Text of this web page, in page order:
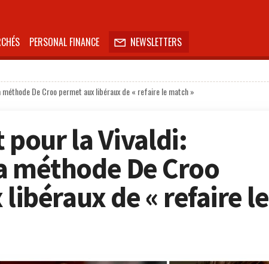
PERSONAL FINANCE  NEWSLETTERS
De Croo permet aux libéraux de « refaire le match »
pour la Vivaldi:
méthode De Croo
de « refaire le